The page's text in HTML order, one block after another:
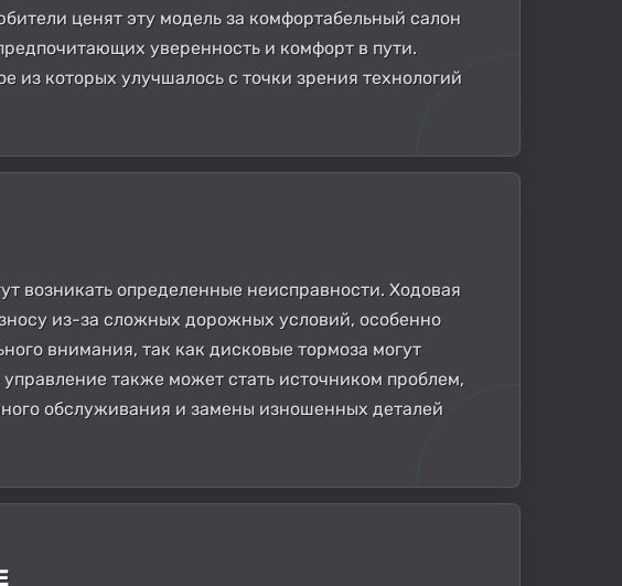
ценят эту модель за комфортабельный салон
уверенность и комфорт в пути.
из которых улучшалось с точки зрения технологий
возникать определенные неисправности. Ходовая
из-за сложных дорожных условий, особенно
внимания, так как дисковые тормоза могут
также может стать источником проблем,
обслуживания и замены изношенных деталей